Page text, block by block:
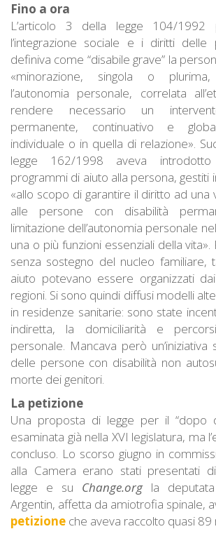
Fino a ora
L’articolo 3 della legge 104/1992
l’integrazione sociale e i diritti delle
definiva come “disabile grave” la
«minorazione, singola o
l’autonomia personale, correlata
rendere necessario un
permanente, continuativo e
individuale o in quella di relazione».
legge 162/1998 aveva
programmi di aiuto alla persona, gestiti
«allo scopo di garantire il diritto ad una
alle persone con disabilità
limitazione dell’autonomia personale
una o più funzioni essenziali della vita».
senza sostegno del nucleo familiare,
aiuto potevano essere organizzati
regioni. Si sono quindi diffusi modelli
in residenze sanitarie: sono state
indiretta, la domiciliarità e
personale. Mancava però
delle persone con disabilità non
morte dei genitori.
La petizione
Una proposta di legge per il “dopo
esaminata già nella XVI legislatura, ma
concluso. Lo scorso giugno in
alla Camera erano stati presentati
legge e su Change.orgla
Argentin, affetta da amiotrofia spinale,
petizione che aveva raccolto quasi 89